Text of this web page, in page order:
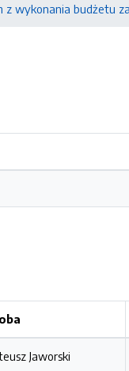
z wykonania budżetu
Jaworski